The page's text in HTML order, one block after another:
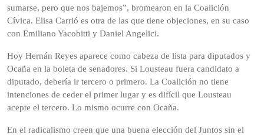
sumarse, pero que nos bajemos”, bromearon en la Coalición
Cívica. Elisa Carrió es otra de las que tiene objeciones, en su caso
con Emiliano Yacobitti y Daniel Angelici.
Hoy Hernán Reyes aparece como cabeza de lista para diputados y
Ocaña en la boleta de senadores. Si Lousteau fuera candidato a
diputado, debería ir tercero o primero. La Coalición no tiene
intenciones de ceder el primer lugar y es difícil que Lousteau
acepte el tercero. Lo mismo ocurre con Ocaña.
En el radicalismo creen que una buena elección del Juntos sin el